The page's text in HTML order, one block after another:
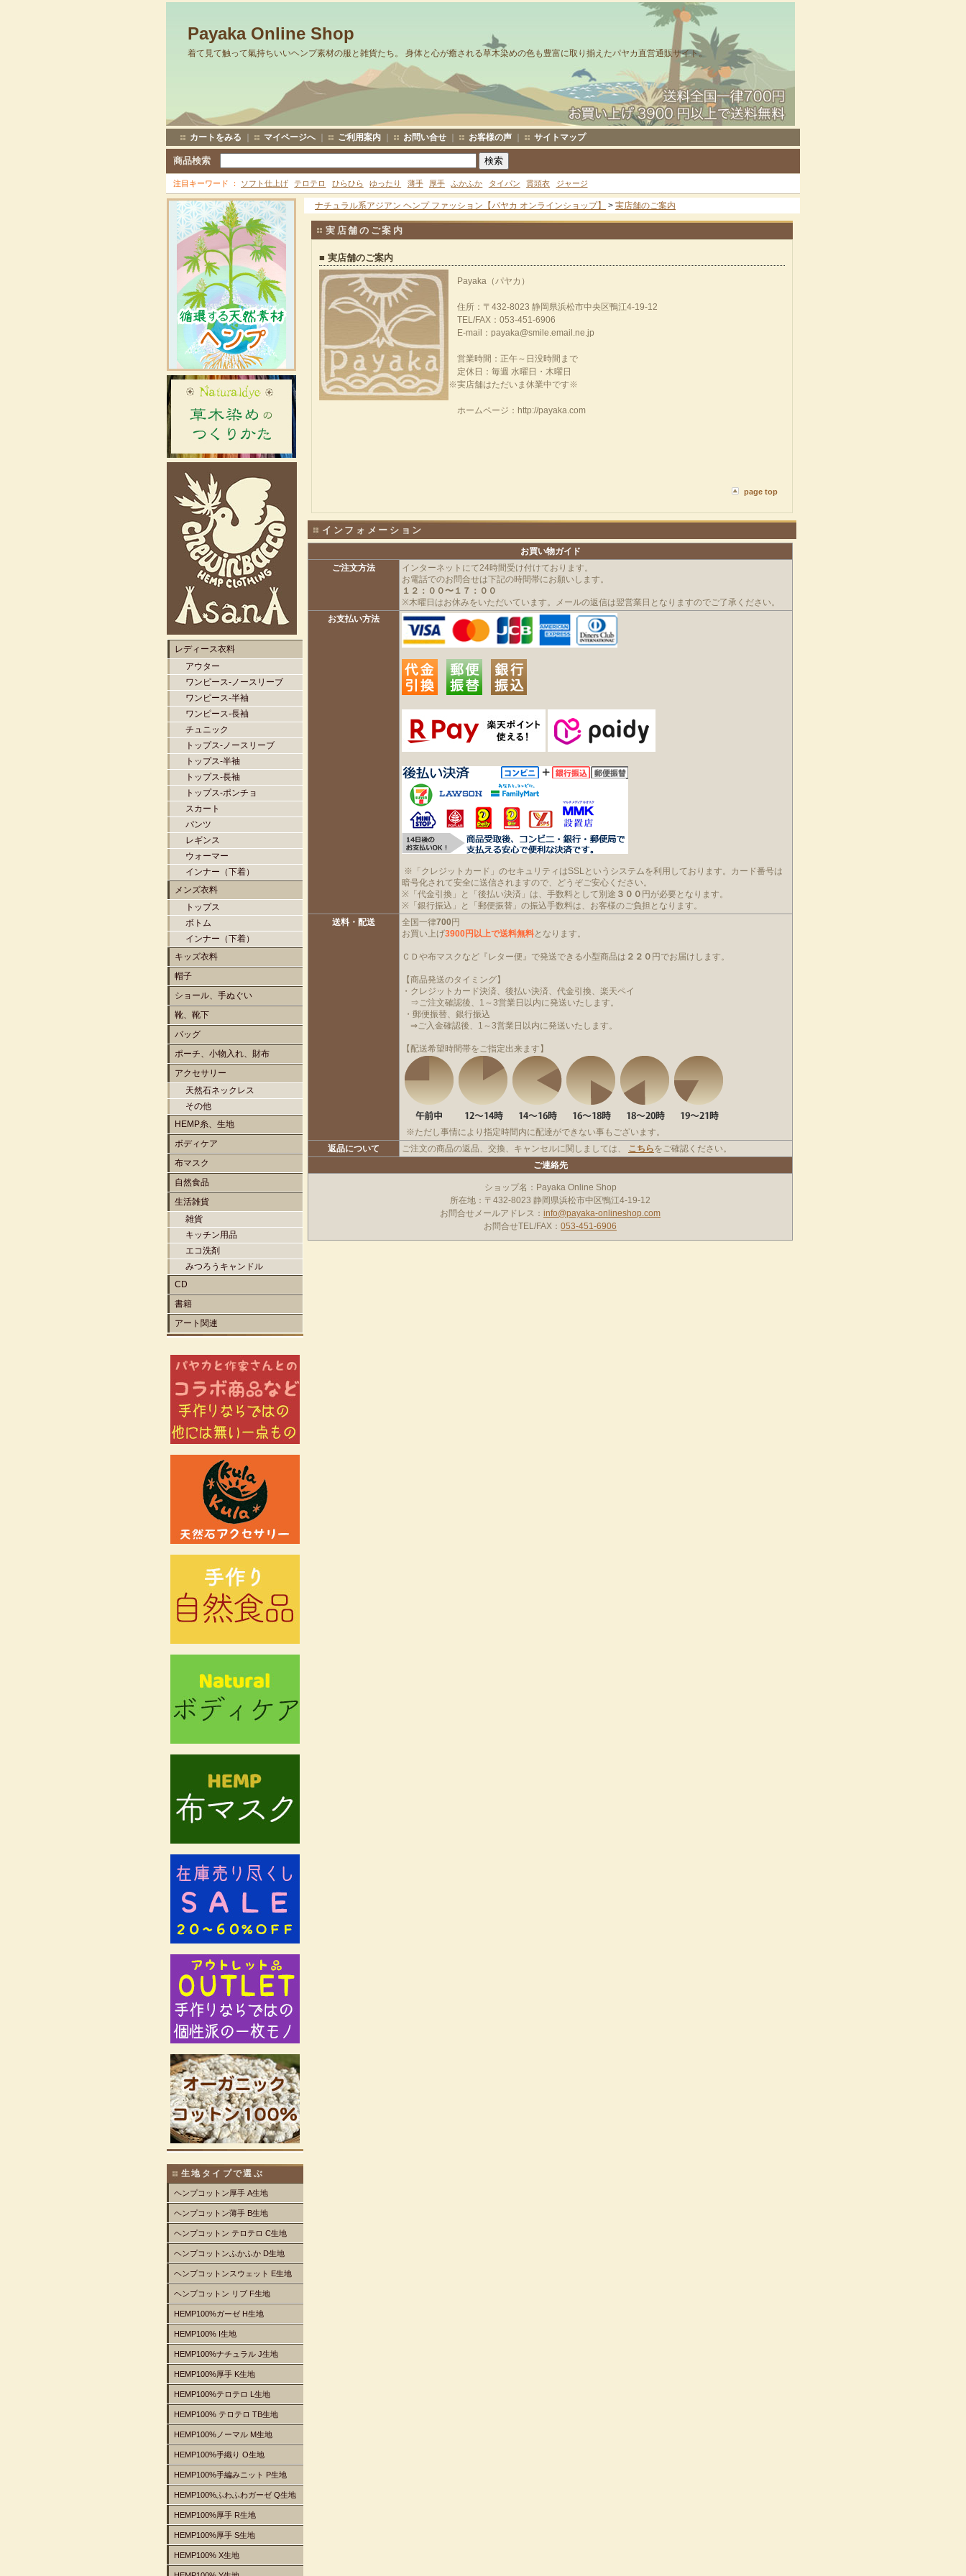
Payaka Online Shop
着て見て触って氣持ちいいヘンプ素材の服と雑貨たち。 身体と心が癒される草木染めの色も豊富に取り揃えたパヤカ直営通販サイト。
カートをみる マイページへ｜ ご利用案内 お問い合せ お客様の声 サイトマップ
商品検索
注目キーワード ソフト仕上げ テロテロ ひらひら ゆったり 薄手 厚手 ふかふか タイパン 貫頭衣 ジャージ
レディース衣料
アウター
ワンピース-ノースリーブ
ワンピース-半袖
ワンピース-長袖
チュニック
トップス-ノースリーブ
トップス-半袖
トップス-長袖
トップス-ポンチョ
スカート
パンツ
レギンス
ウォーマー
インナー（下着）
メンズ衣料
トップス
ボトム
インナー（下着）
キッズ衣料
帽子
ショール、手ぬぐい
靴、靴下
バッグ
ポーチ、小物入れ、財布
アクセサリー
天然石ネックレス
その他
HEMP糸、生地
ボディケア
布マスク
自然食品
生活雑貨
雑貨
キッチン用品
エコ洗剤
みつろうキャンドル
CD
書籍
アート関連
生地タイプで選ぶ
ヘンプコットン厚手 A生地
ヘンプコットン薄手 B生地
ヘンプコットン テロテロ C生地
ヘンプコットンふかふか D生地
ヘンプコットンスウェット E生地
ヘンプコットン リブ F生地
HEMP100%ガーゼ H生地
HEMP100% I生地
HEMP100%ナチュラル J生地
HEMP100%厚手 K生地
HEMP100%テロテロ L生地
HEMP100% テロテロ TB生地
HEMP100%ノーマル M生地
HEMP100%手織り O生地
HEMP100%手編みニット P生地
HEMP100%ふわふわガーゼ Q生地
HEMP100%厚手 R生地
HEMP100%厚手 S生地
HEMP100% X生地
ナチュラル系アジアン ヘンプ ファッション【パヤカ オンラインショップ】 > 実店舗のご案内
実店舗のご案内
■ 実店舗のご案内
Payaka（パヤカ）
住所：〒432-8023 静岡県浜松市中央区鴨江4-19-12
TEL/FAX：053-451-6906
E-mail：payaka@smile.email.ne.jp
営業時間：正午～日没時間まで
定休日：毎週 水曜日・木曜日
※実店舗はただいま休業中です※
ホームページ：http://payaka.com
page top
インフォメーション
お買い物ガイド
ご注文方法
インターネットにて24時間受け付けております。
お電話でのお問合せは下記の時間帯にお願いします。
１２：００〜１７：００
※木曜日はお休みをいただいています。メールの返信は翌営業日となりますのでご了承ください。
お支払い方法
※「クレジットカード」のセキュリティはSSLというシステムを利用しております。カード番号は
暗号化されて安全に送信されますので、どうぞご安心ください。
※「代金引換」と「後払い決済」は、手数料として別途 ３００ 円が必要となります。
※「銀行振込」と「郵便振替」の振込手数料は、お客様のご負担となります。
送料・配送
全国一律700 円
お買い上げ3900円以上で送料無料となります。
ＣＤや布マスクなど『レター便』で発送できる小型商品は ２２０ 円でお届けします。
【商品発送のタイミング】
・クレジットカード決済、後払い決済、代金引換、楽天ペイ
⇒ご注文確認後、1～3営業日以内に発送いたします。
・郵便振替、銀行振込
⇒ご入金確認後、1～3営業日以内に発送いたします。
【配送希望時間帯をご指定出来ます】
※ただし事情により指定時間内に配達ができない事もございます。
返品について
ご注文の商品の返品、交換、キャンセルに関しましては、 こちらをご確認ください。
ご連絡先
ショップ名：Payaka Online Shop
所在地：〒432-8023 静岡県浜松市中区鴨江4-19-12
お問合せメールアドレス： info@payaka-onlineshop.com
お問合せTEL/FAX： 053-451-6906